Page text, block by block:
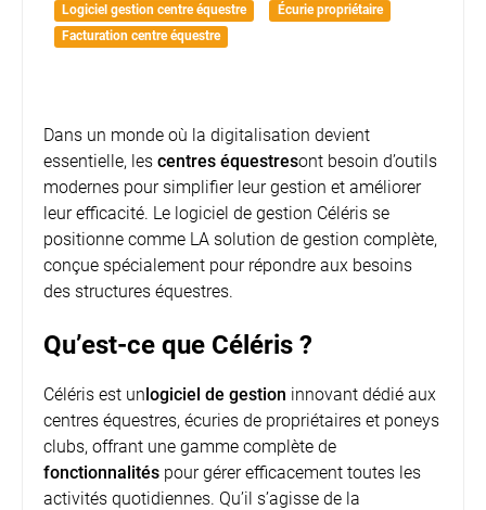
Logiciel gestion centre équestre
Écurie propriétaire
Facturation centre équestre
Dans un monde où la digitalisation devient
essentielle, les centres équestresont besoin d’outils
modernes pour simplifier leur gestion et améliorer
leur efficacité. Le logiciel de gestion Céléris se
positionne comme LA solution de gestion complète,
conçue spécialement pour répondre aux besoins
des structures équestres.
Qu’est-ce que Céléris ?
Céléris est unlogiciel de gestion innovant dédié aux
centres équestres, écuries de propriétaires et poneys
clubs, offrant une gamme complète de
fonctionnalités pour gérer efficacement toutes les
activités quotidiennes. Qu’il s’agisse de la